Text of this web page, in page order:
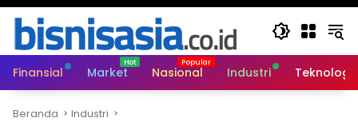
Finansial Market Nasional Industri Teknologi
Beranda Industri